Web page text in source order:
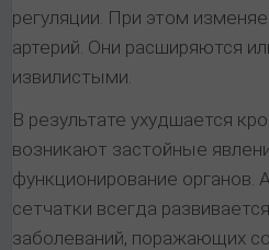
регуляции. При этом
артерий. Они расширяются
извилистыми.
В результате ухудшается
возникают застойные
функционирование органов.
сетчатки всегда
заболеваний, поражающих